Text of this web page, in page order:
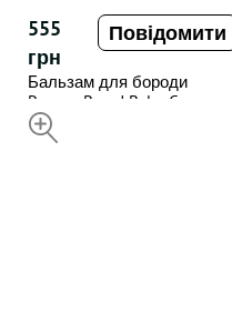
555
грн
Повідомити
Бальзам для бороди
Proraso Beard Balm Cypress
& Vetyver 100ML